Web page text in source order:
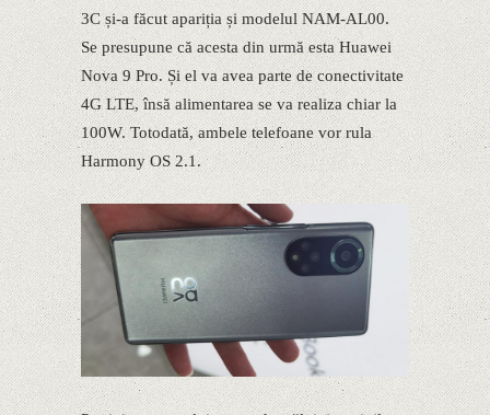
3C și-a făcut apariția și modelul NAM-AL00.
Se presupune că acesta din urmă esta Huawei
Nova 9 Pro. Și el va avea parte de conectivitate
4G LTE, însă alimentarea se va realiza chiar la
100W. Totodată, ambele telefoane vor rula
Harmony OS 2.1.